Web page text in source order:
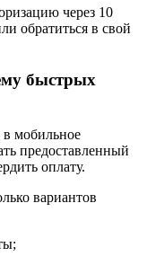
через 10
обратиться в свой
быстрых
в мобильное
предоставленный
оплату.
вариантов